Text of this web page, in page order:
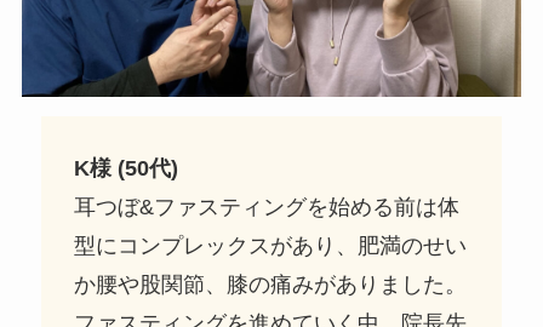
K様 (50代)
耳つぼ&ファスティングを始める前は体
型にコンプレックスがあり、肥満のせい
か腰や股関節、膝の痛みがありました。